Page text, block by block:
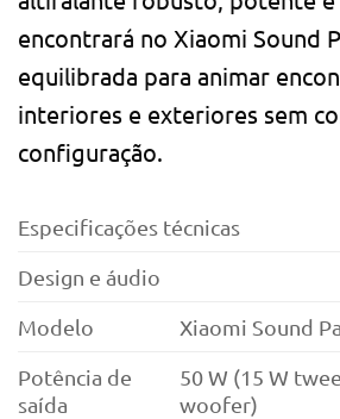
encontrará no Xiaomi Sound
equilibrada para animar
interiores e exteriores sem
configuração.
Especificações técnicas
Design e áudio
Modelo
Xiaomi Sound
Potência de
saída
50 W (15 W
woofer)